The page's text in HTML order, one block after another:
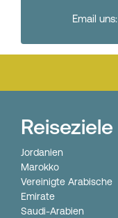
Email uns:
Reiseziele
Jordanien
Marokko
Vereinigte Arabische
Emirate
Saudi-Arabien